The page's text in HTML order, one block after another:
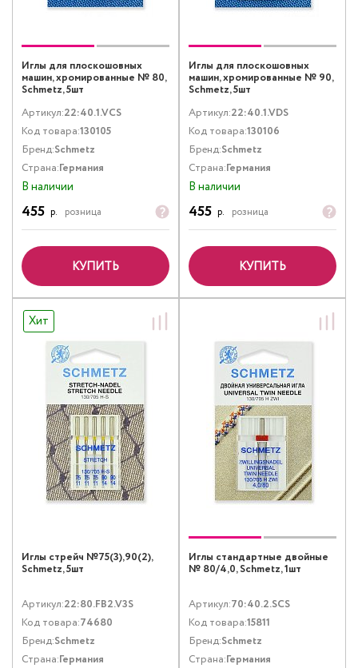
Иглы для плоскошовных
машин, хромированные № 80,
Schmetz, 5шт
Артикул:22:40.1.VCS
Код товара:130105
Бренд:Schmetz
Страна:Германия
В наличии
455 р. розница
КУПИТЬ
Иглы для плоскошовных
машин, хромированные № 90,
Schmetz, 5шт
Артикул:22:40.1.VDS
Код товара:130106
Бренд:Schmetz
Страна:Германия
В наличии
455 р. розница
КУПИТЬ
Хит
Иглы стрейч №75(3),90(2),
Schmetz, 5шт
Артикул:22:80.FB2.V3S
Код товара:74680
Бренд:Schmetz
Страна:Германия
Иглы стандартные двойные
№ 80/4,0, Schmetz, 1шт
Артикул:70:40.2.SCS
Код товара:15811
Бренд:Schmetz
Страна:Германия